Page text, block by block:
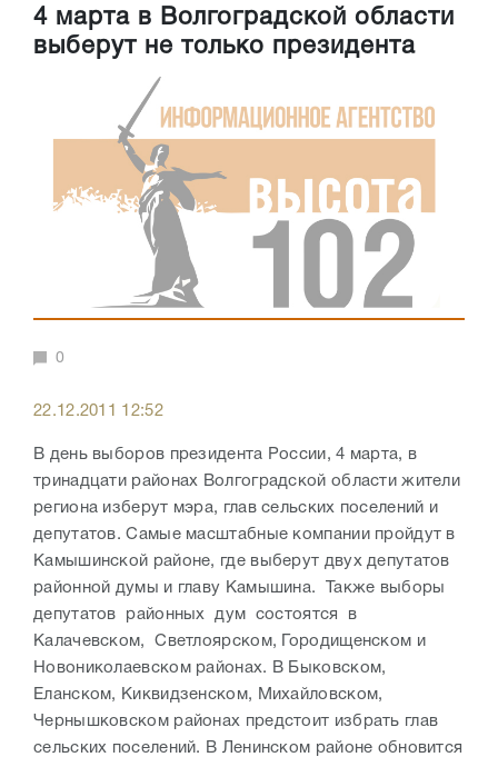
4 марта в Волгоградской области
выберут не только президента
0
22.12.2011 12:52
В день выборов президента России, 4 марта, в
тринадцати районах Волгоградской области жители
региона изберут мэра, глав сельских поселений и
депутатов. Самые масштабные компании пройдут в
Камышинской районе, где выберут двух депутатов
районной думы и главу Камышина. Также выборы
депутатов районных дум состоятся в
Калачевском, Светлоярском, Городищенском и
Новониколаевском районах. В Быковском,
Еланском, Киквидзенском, Михайловском,
Чернышковском районах предстоит избрать глав
сельских поселений. В Ленинском районе обновится